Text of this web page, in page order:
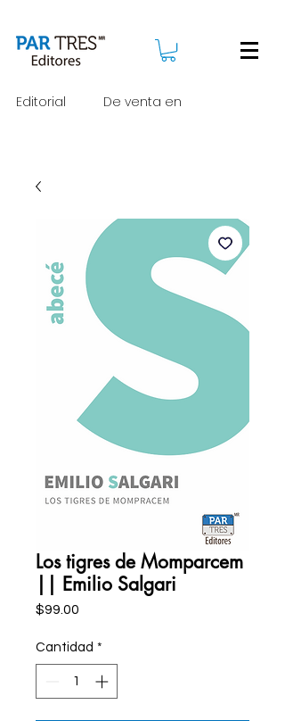
Editorial De venta en
Los tigres de Momparcem
|| Emilio Salgari
$99.00
Cantidad *